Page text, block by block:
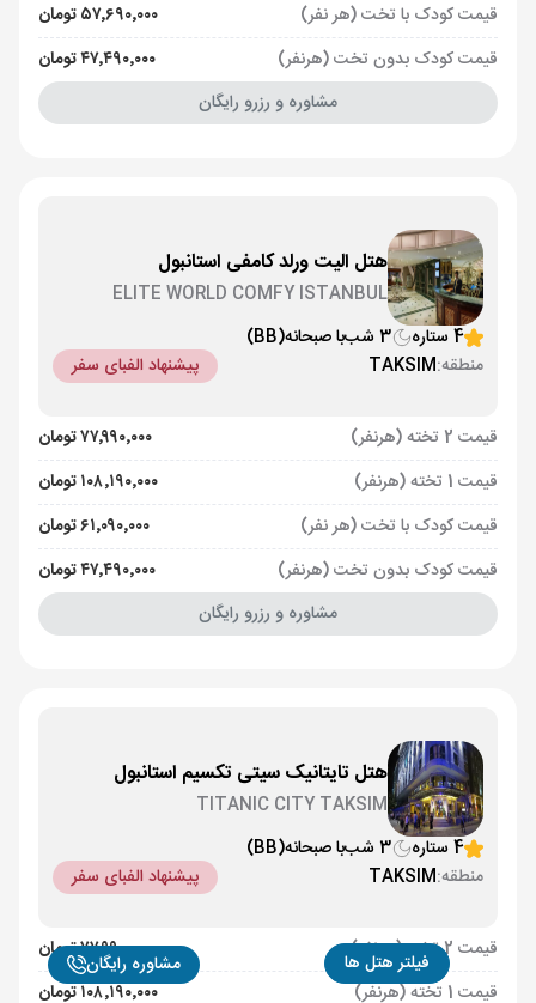
فیلتر هتل ها
قیمت کودک با تخت (هر نفر)
۵۷٬۶۹۰٬۰۰۰ تومان
قیمت کودک بدون تخت (هرنفر)
۴۷٬۴۹۰٬۰۰۰ تومان
مشاوره و رزرو رایگان
هتل الیت ورلد کامفی استانبول
ELITE WORLD COMFY ISTANBUL
4 ستاره
3 شب با صبحانه(BB)
منطقه:TAKSIM پیشنهاد الفبای سفر
قیمت 2 تخته (هرنفر)
۷۷٬۹۹۰٬۰۰۰ تومان
قیمت 1 تخته (هرنفر)
۱۰۸٬۱۹۰٬۰۰۰ تومان
قیمت کودک با تخت (هر نفر)
۶۱٬۰۹۰٬۰۰۰ تومان
قیمت کودک بدون تخت (هرنفر)
۴۷٬۴۹۰٬۰۰۰ تومان
مشاوره و رزرو رایگان
هتل تایتانیک سیتی تکسیم استانبول
TITANIC CITY TAKSIM
4 ستاره
3 شب با صبحانه(BB)
منطقه:TAKSIM پیشنهاد الفبای سفر
قیمت 2 تخته (هرنفر)
۷۷٬۹۹۰٬۰۰۰ تومان
قیمت 1 تخته (هرنفر)
۱۰۸٬۱۹۰٬۰۰۰ تومان
مشاوره رایگان